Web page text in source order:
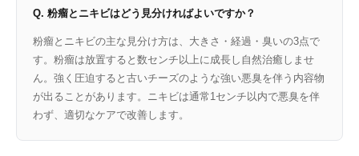
Q. 粉瘤とニキビはどう見分ければよいですか？
粉瘤とニキビの主な見分け方は、大きさ・経過・臭いの3点で
す。粉瘤は放置すると数センチ以上に成長し自然治癒しませ
ん。強く圧迫すると古いチーズのような強い悪臭を伴う内容物
が出ることがあります。ニキビは通常1センチ以内で悪臭を伴
わず、適切なケアで改善します。